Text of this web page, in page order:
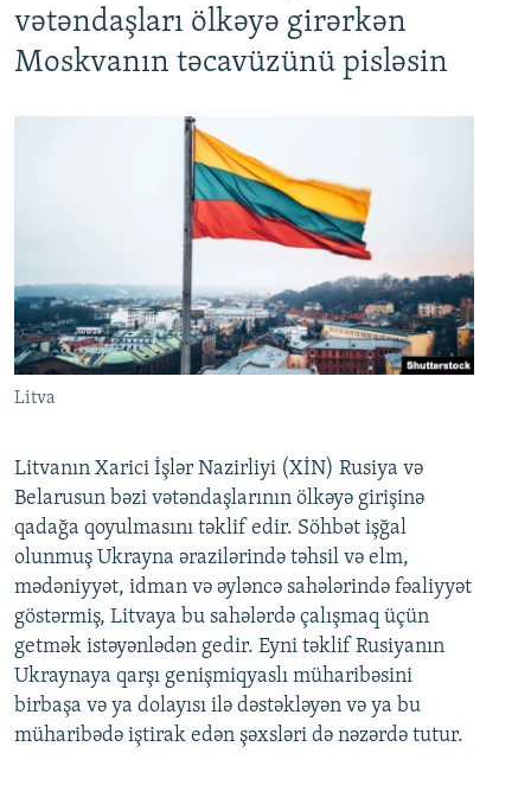
vətəndaşları ölkəyə girərkən
Moskvanın təcavüzünü pisləsin
Litva
Litvanın Xarici İşlər Nazirliyi (XİN) Rusiya və
Belarusun bəzi vətəndaşlarının ölkəyə girişinə
qadağa qoyulmasını təklif edir. Söhbət işğal
olunmuş Ukrayna ərazilərində təhsil və elm,
mədəniyyət, idman və əyləncə sahələrində fəaliyyət
göstərmiş, Litvaya bu sahələrdə çalışmaq üçün
getmək istəyənlədən gedir. Eyni təklif Rusiyanın
Ukraynaya qarşı genişmiqyaslı müharibəsini
birbaşa və ya dolayısı ilə dəstəkləyən və ya bu
müharibədə iştirak edən şəxsləri də nəzərdə tutur.